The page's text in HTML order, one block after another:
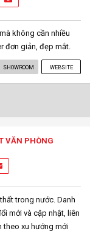
không cần nhiều
đơn giản, đẹp mắt.
SHOWROOM WEBSITE
VĂN PHÒNG
trong nước. Danh
mới và cập nhật, liên
theo xu hướng mới